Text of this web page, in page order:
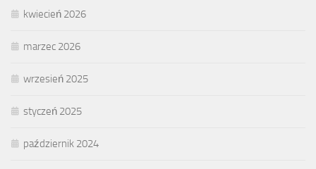
kwiecień 2026
marzec 2026
wrzesień 2025
styczeń 2025
październik 2024